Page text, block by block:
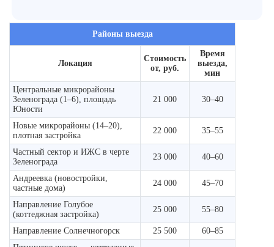
Районы выезда
Локация
Стоимость
от, руб.
Время
выезда,
мин
Центральные микрорайоны
Зеленограда (1–6), площадь
Юности
21 000 30–40
Новые микрорайоны (14–20),
плотная застройка
22 000 35–55
Частный сектор и ИЖС в черте
Зеленограда
23 000 40–60
Андреевка (новостройки,
частные дома)
24 000 45–70
Направление Голубое
(коттеджная застройка)
25 000 55–80
Направление Солнечногорск 25 500
60–85